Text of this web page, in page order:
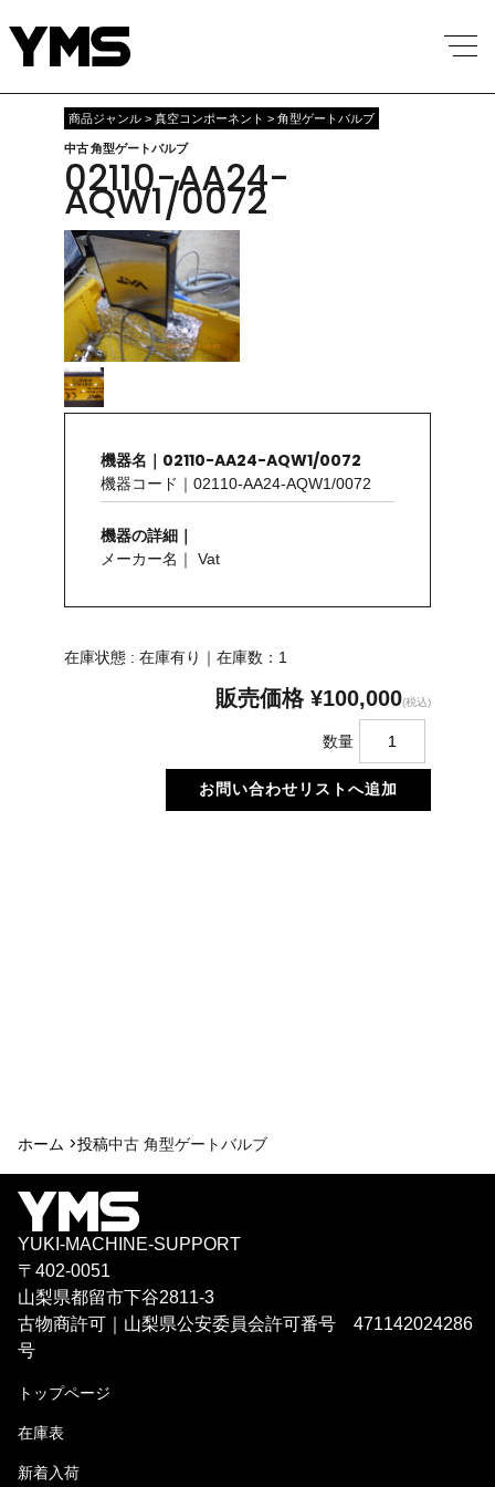
商品ジャンル > 真空コンポーネント > 角型ゲートバルブ
中古 角型ゲートバルブ
02110-AA24-
AQW1/0072
機器名｜02110-AA24-AQW1/0072
機器コード｜02110-AA24-AQW1/0072
機器の詳細｜
メーカー名｜ Vat
在庫状態 : 在庫有り｜在庫数：1
販売価格 ¥100,000(税込)
数量
ホーム >投稿中古 角型ゲートバルブ
YUKI-MACHINE-SUPPORT
〒402-0051
山梨県都留市下谷2811-3
古物商許可｜山梨県公安委員会許可番号 471142024286
号
トップページ
在庫表
新着入荷